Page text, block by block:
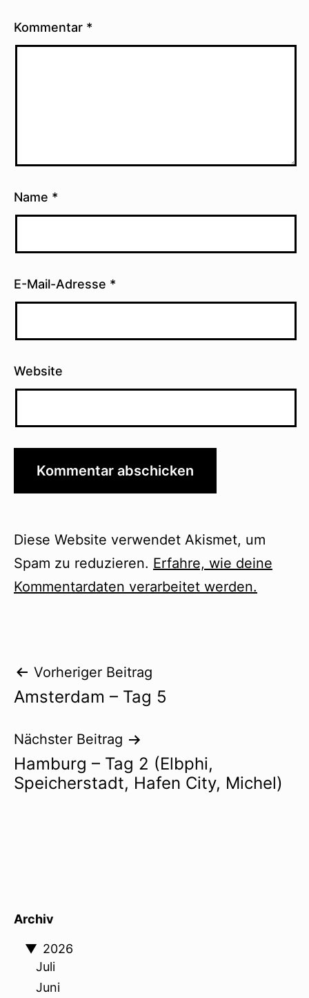
Kommentar *
Name *
E-Mail-Adresse *
Website
Diese Website verwendet Akismet, um
Spam zu reduzieren. Erfahre, wie deine
Kommentardaten verarbeitet werden.
Beitragsnavigation
Vorheriger Beitrag
Amsterdam – Tag 5
Nächster Beitrag
Hamburg – Tag 2 (Elbphi,
Speicherstadt, Hafen City, Michel)
Archiv
▼ 2026
Juli
Juni